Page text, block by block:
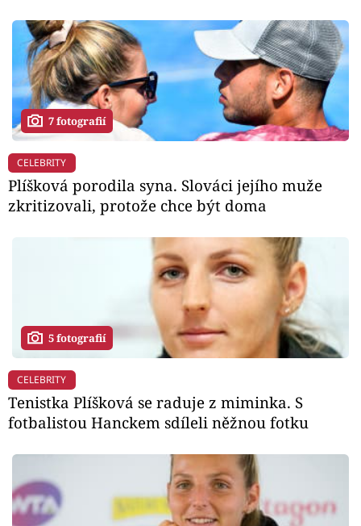
7 fotografií
CELEBRITY
Plíšková porodila syna. Slováci jejího muže
zkritizovali, protože chce být doma
5 fotografií
CELEBRITY
Tenistka Plíšková se raduje z miminka. S
fotbalistou Hanckem sdíleli něžnou fotku